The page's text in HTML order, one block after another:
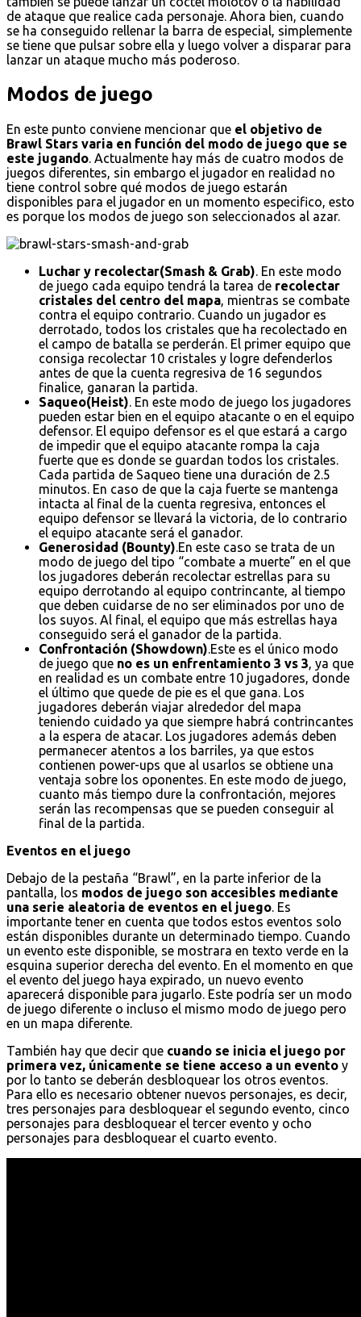
de ataque que realice cada personaje. Ahora bien, cuando
se ha conseguido rellenar la barra de especial, simplemente
se tiene que pulsar sobre ella y luego volver a disparar para
lanzar un ataque mucho más poderoso.
Modos de juego
En este punto conviene mencionar que el objetivo de
Brawl Stars varia en función del modo de juego que se
este jugando. Actualmente hay más de cuatro modos de
juegos diferentes, sin embargo el jugador en realidad no
tiene control sobre qué modos de juego estarán
disponibles para el jugador en un momento especifico, esto
es porque los modos de juego son seleccionados al azar.
Luchar y recolectar(Smash & Grab). En este modo
de juego cada equipo tendrá la tarea de recolectar
cristales del centro del mapa, mientras se combate
contra el equipo contrario. Cuando un jugador es
derrotado, todos los cristales que ha recolectado en
el campo de batalla se perderán. El primer equipo que
consiga recolectar 10 cristales y logre defenderlos
antes de que la cuenta regresiva de 16 segundos
finalice, ganaran la partida.
Saqueo(Heist). En este modo de juego los jugadores
pueden estar bien en el equipo atacante o en el equipo
defensor. El equipo defensor es el que estará a cargo
de impedir que el equipo atacante rompa la caja
fuerte que es donde se guardan todos los cristales.
Cada partida de Saqueo tiene una duración de 2.5
minutos. En caso de que la caja fuerte se mantenga
intacta al final de la cuenta regresiva, entonces el
equipo defensor se llevará la victoria, de lo contrario
el equipo atacante será el ganador.
Generosidad (Bounty).En este caso se trata de un
modo de juego del tipo “combate a muerte” en el que
los jugadores deberán recolectar estrellas para su
equipo derrotando al equipo contrincante, al tiempo
que deben cuidarse de no ser eliminados por uno de
los suyos. Al final, el equipo que más estrellas haya
conseguido será el ganador de la partida.
Confrontación (Showdown).Este es el único modo
de juego que no es un enfrentamiento 3 vs 3, ya que
en realidad es un combate entre 10 jugadores, donde
el último que quede de pie es el que gana. Los
jugadores deberán viajar alrededor del mapa
teniendo cuidado ya que siempre habrá contrincantes
a la espera de atacar. Los jugadores además deben
permanecer atentos a los barriles, ya que estos
contienen power-ups que al usarlos se obtiene una
ventaja sobre los oponentes. En este modo de juego,
cuanto más tiempo dure la confrontación, mejores
serán las recompensas que se pueden conseguir al
final de la partida.
Eventos en el juego
Debajo de la pestaña “Brawl”, en la parte inferior de la
pantalla, los modos de juego son accesibles mediante
una serie aleatoria de eventos en el juego. Es
importante tener en cuenta que todos estos eventos solo
están disponibles durante un determinado tiempo. Cuando
un evento este disponible, se mostrara en texto verde en la
esquina superior derecha del evento. En el momento en que
el evento del juego haya expirado, un nuevo evento
aparecerá disponible para jugarlo. Este podría ser un modo
de juego diferente o incluso el mismo modo de juego pero
en un mapa diferente.
También hay que decir que cuando se inicia el juego por
primera vez, únicamente se tiene acceso a un evento y
por lo tanto se deberán desbloquear los otros eventos.
Para ello es necesario obtener nuevos personajes, es decir,
tres personajes para desbloquear el segundo evento, cinco
personajes para desbloquear el tercer evento y ocho
personajes para desbloquear el cuarto evento.